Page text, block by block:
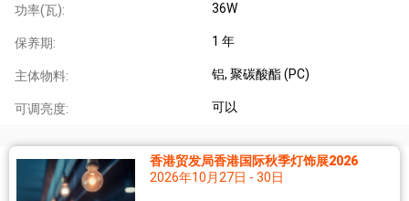
功率(瓦): 36W
保养期: 1 年
主体物料: 铝, 聚碳酸酯 (PC)
可调亮度: 可以
香港贸发局香港国际秋季灯饰展2026
2026年10月27日 - 30日